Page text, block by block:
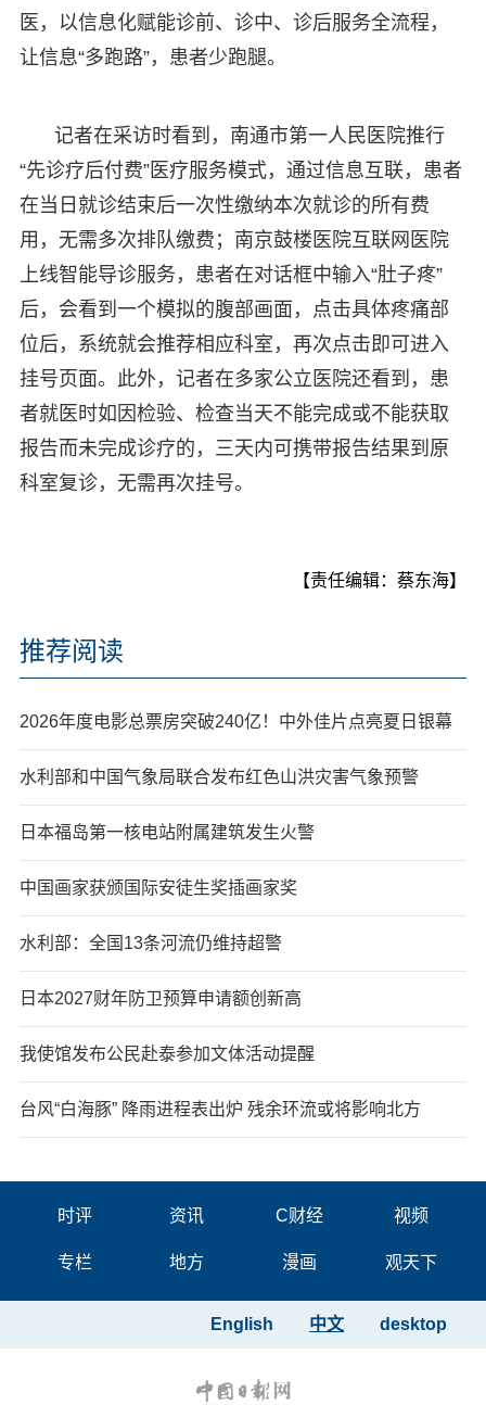
医，以信息化赋能诊前、诊中、诊后服务全流程，
让信息“多跑路”，患者少跑腿。
记者在采访时看到，南通市第一人民医院推行
“先诊疗后付费”医疗服务模式，通过信息互联，患者
在当日就诊结束后一次性缴纳本次就诊的所有费
用，无需多次排队缴费；南京鼓楼医院互联网医院
上线智能导诊服务，患者在对话框中输入“肚子疼”
后，会看到一个模拟的腹部画面，点击具体疼痛部
位后，系统就会推荐相应科室，再次点击即可进入
挂号页面。此外，记者在多家公立医院还看到，患
者就医时如因检验、检查当天不能完成或不能获取
报告而未完成诊疗的，三天内可携带报告结果到原
科室复诊，无需再次挂号。
【责任编辑：蔡东海】
推荐阅读
2026年度电影总票房突破240亿！中外佳片点亮夏日银幕
水利部和中国气象局联合发布红色山洪灾害气象预警
日本福岛第一核电站附属建筑发生火警
中国画家获颁国际安徒生奖插画家奖
水利部：全国13条河流仍维持超警
日本2027财年防卫预算申请额创新高
我使馆发布公民赴泰参加文体活动提醒
台风“白海豚” 降雨进程表出炉 残余环流或将影响北方
时评 资讯 C财经 视频
专栏 地方 漫画 观天下
desktop
中文
English